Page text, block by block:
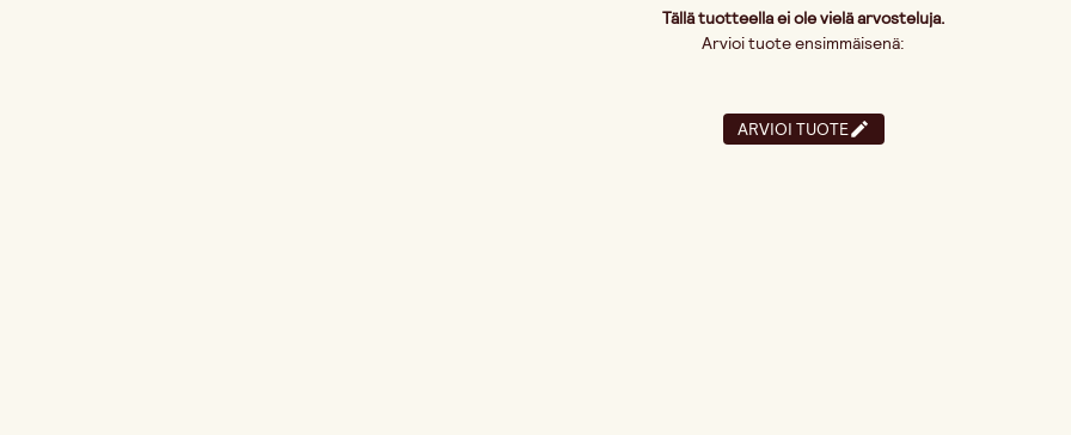
Tällä tuotteella ei ole vielä arvosteluja.
Arvioi tuote ensimmäisenä:
ARVIOI TUOTE